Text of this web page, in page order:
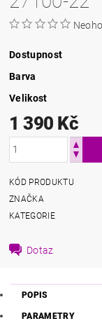
Dostupnost
Barva
Velikost
1 390 Kč
KÓD PRODUKTU
ZNAČKA
KATEGORIE
Dotaz
POPIS
PARAMETRY